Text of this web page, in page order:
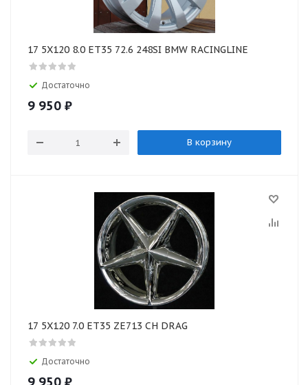
17 5X120 8.0 ET35 72.6 248SI BMW RACINGLINE
Достаточно
9 950 ₽
В корзину
17 5X120 7.0 ET35 ZE713 CH DRAG
Достаточно